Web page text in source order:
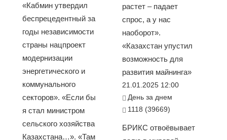
«Кабмин утвердил
беспрецедентный за
годы независимости
страны нацпроект
модернизации
энергетического и
коммунального
секторов». «Если бы
я стал министром
сельского хозяйства
Казахстана…». «Там
растет – падает
спрос, а у нас
наоборот».
«Казахстан упустил
возможность для
развития майнинга»
21.01.2025 12:00
День за днем
1118 (39669)
БРИКС отвоёвывает